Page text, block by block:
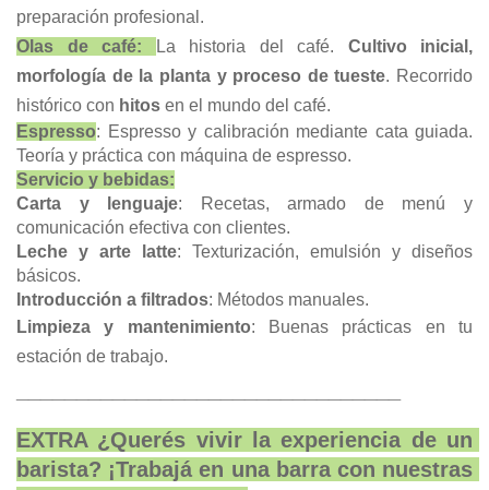
preparación profesional.
Olas de café:
La historia del café. Cultivo inicial,
morfología de la planta y proceso de tueste. Recorrido
histórico con hitos en el mundo del café.
Espresso: Espresso y calibración mediante cata guiada.
Teoría y práctica con máquina de espresso.
Servicio y bebidas:
Carta y lenguaje: Recetas, armado de menú y
comunicación efectiva con clientes.
Leche y arte latte: Texturización, emulsión y diseños
básicos.
Introducción a filtrados: Métodos manuales.
Limpieza y mantenimiento: Buenas prácticas en tu
estación de trabajo.
EXTRA ¿Querés vivir la experiencia de un
barista? ¡Trabajá en una barra con nuestras